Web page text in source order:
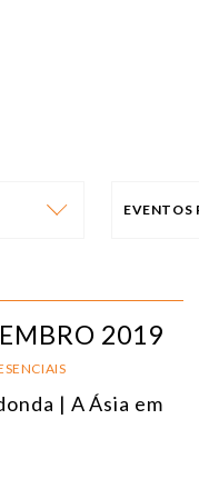
2019
| A Ásia em